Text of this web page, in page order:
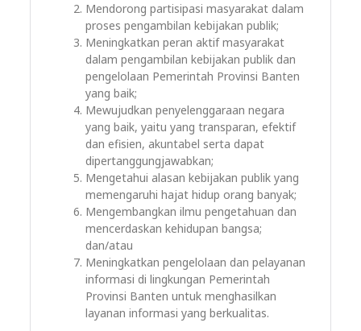
Mendorong partisipasi masyarakat dalam
proses pengambilan kebijakan publik;
Meningkatkan peran aktif masyarakat
dalam pengambilan kebijakan publik dan
pengelolaan Pemerintah Provinsi Banten
yang baik;
Mewujudkan penyelenggaraan negara
yang baik, yaitu yang transparan, efektif
dan efisien, akuntabel serta dapat
dipertanggungjawabkan;
Mengetahui alasan kebijakan publik yang
memengaruhi hajat hidup orang banyak;
Mengembangkan ilmu pengetahuan dan
mencerdaskan kehidupan bangsa;
dan/atau
Meningkatkan pengelolaan dan pelayanan
informasi di lingkungan Pemerintah
Provinsi Banten untuk menghasilkan
layanan informasi yang berkualitas.